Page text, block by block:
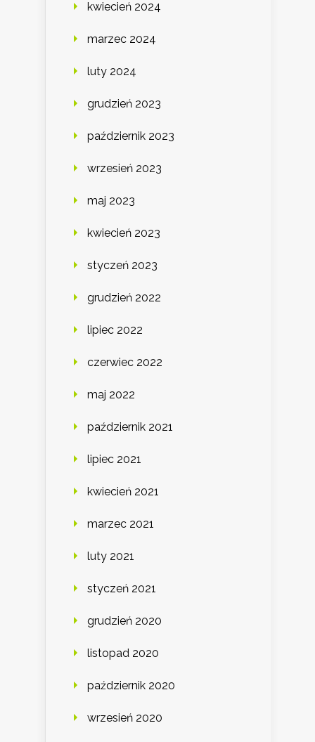
kwiecień 2024
marzec 2024
luty 2024
grudzień 2023
październik 2023
wrzesień 2023
maj 2023
kwiecień 2023
styczeń 2023
grudzień 2022
lipiec 2022
czerwiec 2022
maj 2022
październik 2021
lipiec 2021
kwiecień 2021
marzec 2021
luty 2021
styczeń 2021
grudzień 2020
listopad 2020
październik 2020
wrzesień 2020